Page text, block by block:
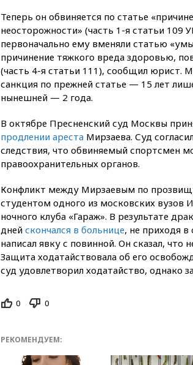
Теперь он обвиняется по статье
неосторожности» (часть 1-я статьи 109
первоначально ему вменяли статью
причинение тяжкого вреда здоровью,
(часть 4-я статьи 111), сообщил юрист.
санкция по прежней статье — 15 лет
нынешней — 2 года.
В октябре Пресненский суд Москвы
продлении ареста Мирзаева. Суд
следствия, что обвиняемый спортсмен
правоохранительных органов.
Конфликт между Мирзаевым по
студентом одного из московских вузов
ночного клуба «Гараж». В результате
дней скончался в больнице, не приходя в
написал явку с повинной. Он сказал, что
Защита ходатайствовала об его
суд удовлетворил ходатайство, однако
0 0
РЕКОМЕНДУЕМ: